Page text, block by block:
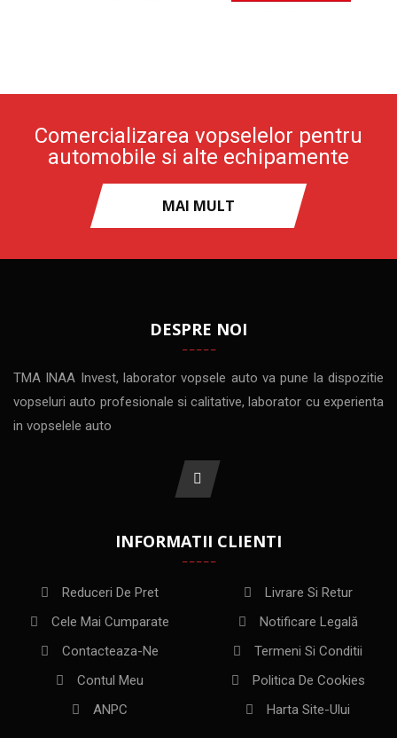
Comercializarea vopselelor pentru
automobile si alte echipamente
MAI MULT
DESPRE NOI
TMA INAA Invest, laborator vopsele auto va pune la dispozitie
vopseluri auto profesionale si calitative, laborator cu experienta
in vopselele auto
INFORMATII CLIENTI
Reduceri De Pret
Cele Mai Cumparate
Contacteaza-Ne
Contul Meu
ANPC
Livrare Si Retur
Notificare Legală
Termeni Si Conditii
Politica De Cookies
Harta Site-Ului